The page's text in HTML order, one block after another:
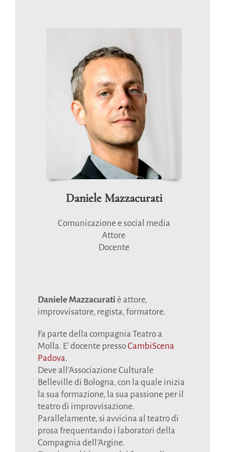
Daniele Mazzacurati
Comunicazione e social media
Attore
Docente
Daniele Mazzacurati è attore,
improvvisatore, regista, formatore.
Fa parte della compagnia Teatro a
Molla. E’ docente pressoCambiScena
Padova.
Deve all’Associazione Culturale
Belleville di Bologna, con la quale inizia
la sua formazione, la sua passione per il
teatro di improvvisazione.
Parallelamente, si avvicina al teatro di
prosa frequentando i laboratori della
Compagnia dell’Argine.